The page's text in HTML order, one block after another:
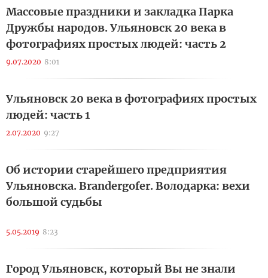
Массовые праздники и закладка Парка
Дружбы народов. Ульяновск 20 века в
фотографиях простых людей: часть 2
9.07.2020 8:01
Ульяновск 20 века в фотографиях простых
людей: часть 1
2.07.2020 9:27
Об истории старейшего предприятия
Ульяновска. Brandergofer. Володарка: вехи
большой судьбы
5.05.2019 8:23
Город Ульяновск, который Вы не знали